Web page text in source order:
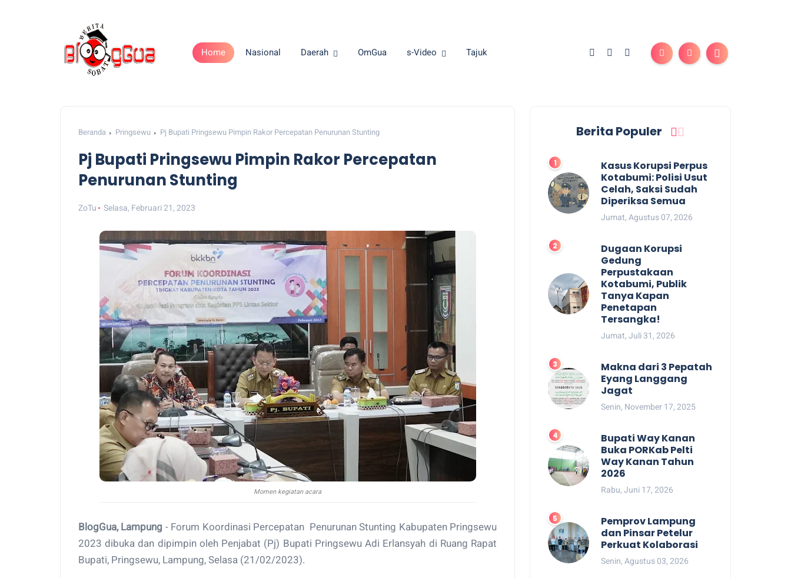
Home Nasional Daerah OmGua s-Video Tajuk
Beranda Pringsewu Pj Bupati Pringsewu Pimpin Rakor Percepatan Penurunan Stunting
Pj Bupati Pringsewu Pimpin Rakor Percepatan
Penurunan Stunting
ZoTu Selasa, Februari 21, 2023
Momen kegiatan acara
BlogGua, Lampung - Forum Koordinasi Percepatan Penurunan Stunting Kabupaten Pringsewu
2023 dibuka dan dipimpin oleh Penjabat (Pj) Bupati Pringsewu Adi Erlansyah di Ruang Rapat
Bupati, Pringsewu, Lampung, Selasa (21/02/2023).
Berita Populer
Kasus Korupsi Perpus
Kotabumi: Polisi Usut
Celah, Saksi Sudah
Diperiksa Semua
Jumat, Agustus 07, 2026
Dugaan Korupsi
Gedung
Perpustakaan
Kotabumi, Publik
Tanya Kapan
Penetapan
Tersangka!
Jumat, Juli 31, 2026
Makna dari 3 Pepatah
Eyang Langgang
Jagat
Senin, November 17, 2025
Bupati Way Kanan
Buka PORKab Pelti
Way Kanan Tahun
2026
Rabu, Juni 17, 2026
Pemprov Lampung
dan Pinsar Petelur
Perkuat Kolaborasi
Senin, Agustus 03, 2026